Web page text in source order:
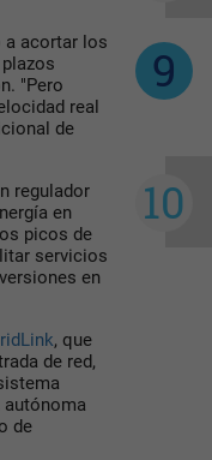
a acortar los
"Pero
real
de
regulador
en
picos de
servicios
en
, que
de red,
autónoma
de